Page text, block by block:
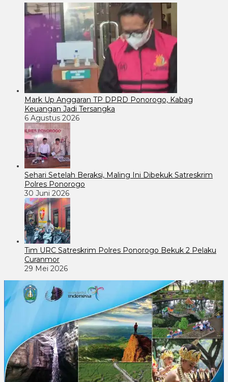
Mark Up Anggaran TP DPRD Ponorogo, Kabag
Keuangan Jadi Tersangka
6 Agustus 2026
Sehari Setelah Beraksi, Maling Ini Dibekuk Satreskrim
Polres Ponorogo
30 Juni 2026
Tim URC Satreskrim Polres Ponorogo Bekuk 2 Pelaku
Curanmor
29 Mei 2026